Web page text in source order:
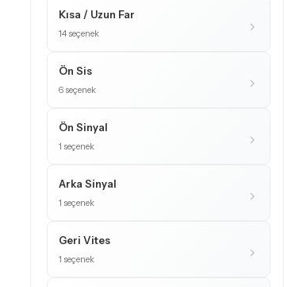
Kısa / Uzun Far
14 seçenek
Ön Sis
6 seçenek
Ön Sinyal
1 seçenek
Arka Sinyal
1 seçenek
Geri Vites
1 seçenek